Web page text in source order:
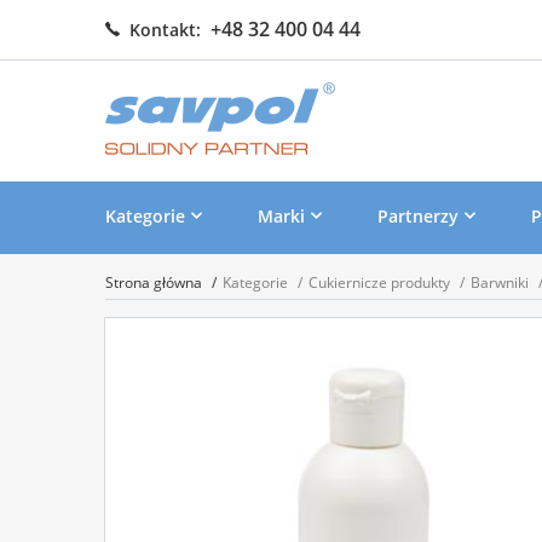
Kontakt: +48 32 400 04 44
Kategorie Marki Partnerzy
Strona główna Kategorie Cukiernicze produkty Barwniki